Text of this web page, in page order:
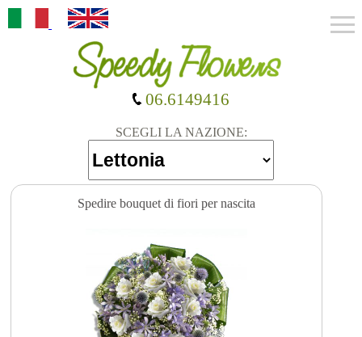
SCEGLI LA NAZIONE:
06.6149416
Spedire bouquet di fiori per nascita